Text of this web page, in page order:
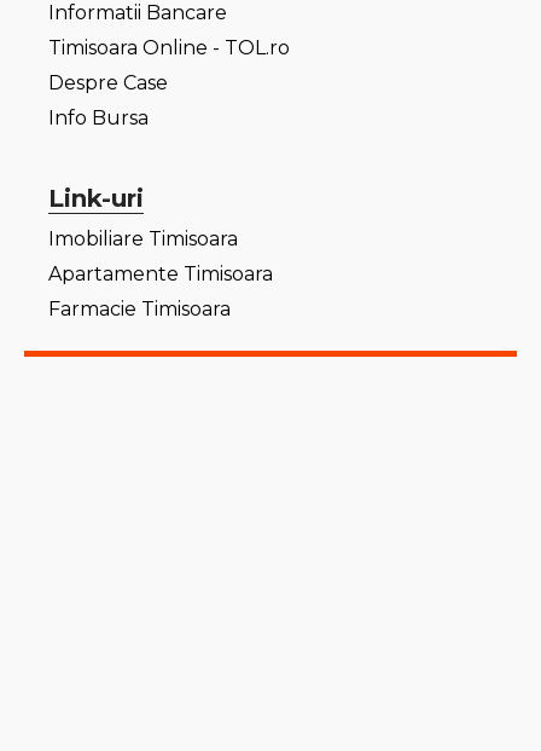
Informatii Bancare
Timisoara Online - TOL.ro
Despre Case
Info Bursa
Link-uri
Imobiliare Timisoara
Apartamente Timisoara
Farmacie Timisoara